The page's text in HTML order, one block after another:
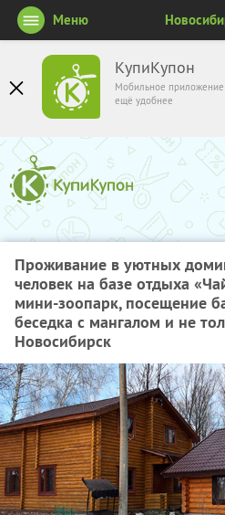
КупиКупон
Мобильное приложение
ещё удобнее
Меню
Проживание в уютных
человек на базе отдыха
мини-зоопарк, посещение
беседка с мангалом и не
Новосибирск